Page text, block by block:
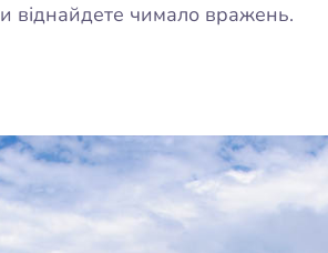
віднайдете чимало вражень.